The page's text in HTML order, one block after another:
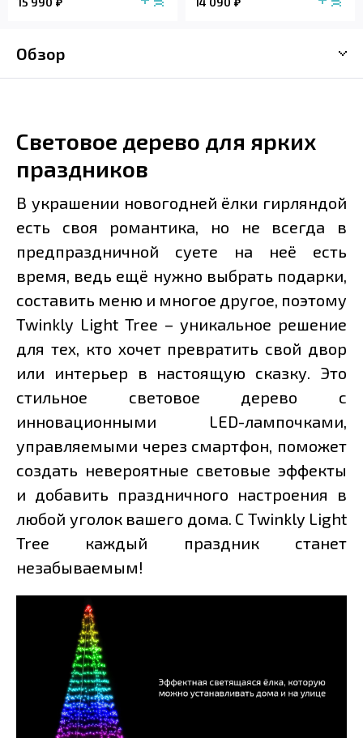
Обзор
Cветовое дерево для ярких
праздников
В украшении новогодней ёлки гирляндой
есть своя романтика, но не всегда в
предпраздничной суете на неё есть
время, ведь ещё нужно выбрать подарки,
составить меню и многое другое, поэтому
Twinkly Light Tree – уникальное решение
для тех, кто хочет превратить свой двор
или интерьер в настоящую сказку. Это
стильное световое дерево с
инновационными LED-лампочками,
управляемыми через смартфон, поможет
создать невероятные световые эффекты
и добавить праздничного настроения в
любой уголок вашего дома. С Twinkly Light
Tree каждый праздник станет
незабываемым!